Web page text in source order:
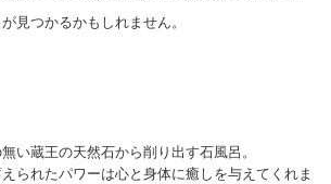
見つかるかもしれません。
い蔵王の天然石から削り出す石風呂。
られたパワーは心と身体に癒しを与えてくれま